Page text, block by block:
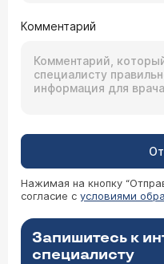
Комментарий
Нажимая на кнопку
согласие с условиями
Запишитесь к
специалисту